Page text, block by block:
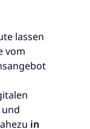
lassen
vom
in